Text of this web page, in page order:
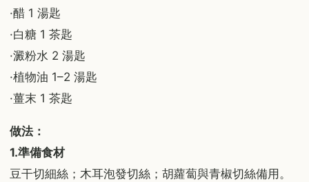
·醋 1 湯匙
·白糖 1 茶匙
·澱粉水 2 湯匙
·植物油 1–2 湯匙
·薑末 1 茶匙
做法：
1.準備食材
豆干切細絲；木耳泡發切絲；胡蘿蔔與青椒切絲備用。